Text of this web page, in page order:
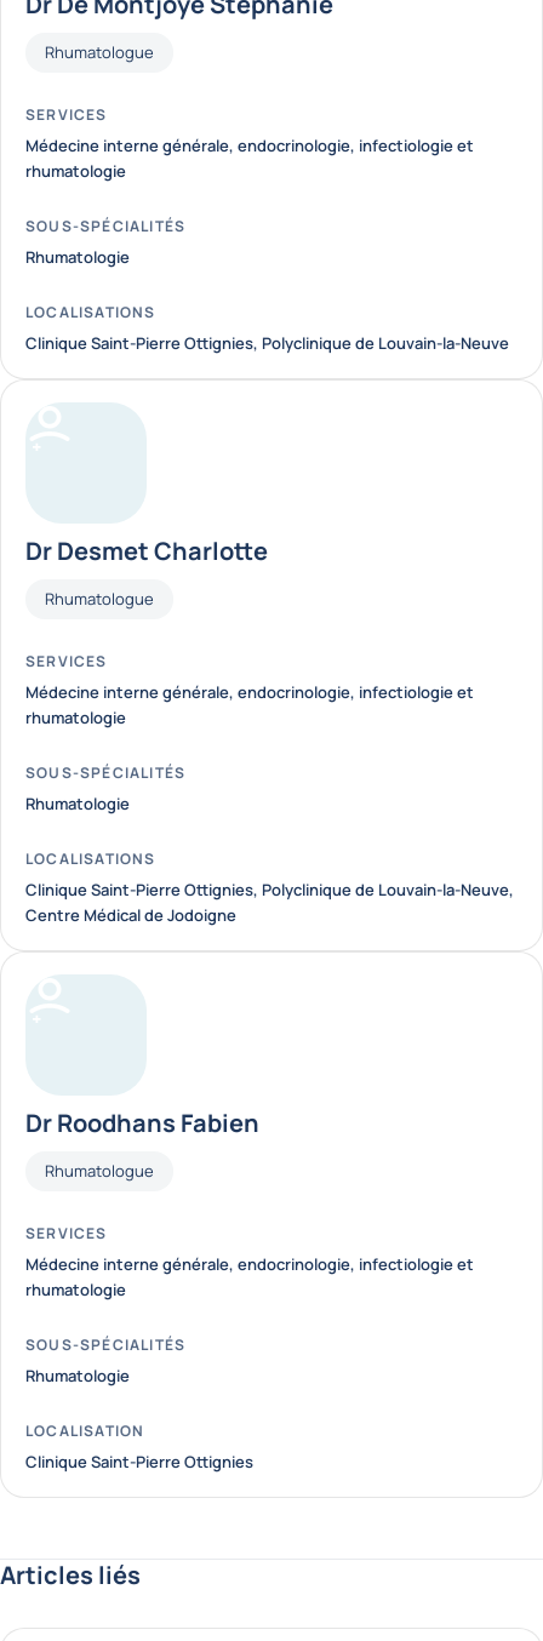
Rhumatologue
SERVICES
Médecine interne générale, endocrinologie, infectiologie et
rhumatologie
SOUS-SPÉCIALITÉS
Rhumatologie
LOCALISATIONS
Clinique Saint-Pierre Ottignies, Polyclinique de Louvain-la-Neuve
Dr Desmet Charlotte
Rhumatologue
SERVICES
Médecine interne générale, endocrinologie, infectiologie et
rhumatologie
SOUS-SPÉCIALITÉS
Rhumatologie
LOCALISATIONS
Clinique Saint-Pierre Ottignies, Polyclinique de Louvain-la-Neuve,
Centre Médical de Jodoigne
Dr Roodhans Fabien
Rhumatologue
SERVICES
Médecine interne générale, endocrinologie, infectiologie et
rhumatologie
SOUS-SPÉCIALITÉS
Rhumatologie
LOCALISATION
Clinique Saint-Pierre Ottignies
Articles liés